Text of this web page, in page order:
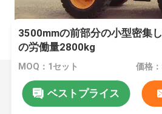
3500mmの前部分の小型密集
の労働量2800kg
MOQ：1セット 価格
ベストプライス